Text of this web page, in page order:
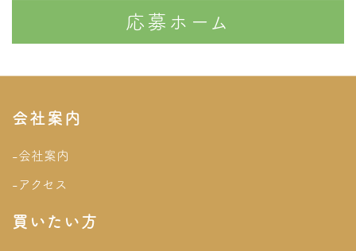
応募ホーム
会社案内
-会社案内
-アクセス
買いたい方